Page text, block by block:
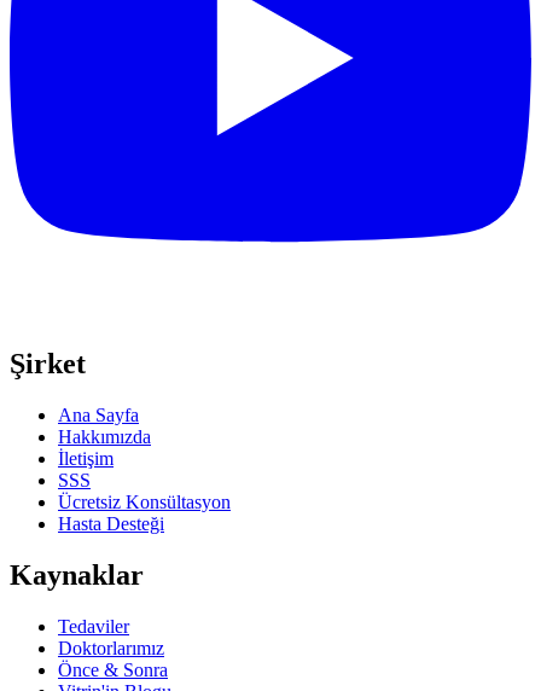
Şirket
Ana Sayfa
Hakkımızda
İletişim
SSS
Ücretsiz Konsültasyon
Hasta Desteği
Kaynaklar
Tedaviler
Doktorlarımız
Önce & Sonra